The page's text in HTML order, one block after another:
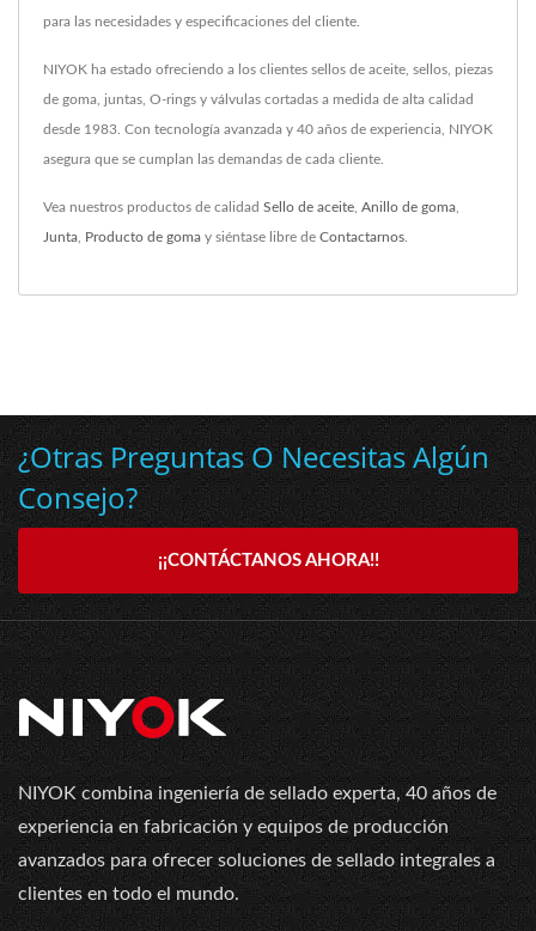
para las necesidades y especificaciones del cliente.
NIYOK ha estado ofreciendo a los clientes sellos de aceite, sellos, piezas
de goma, juntas, O-rings y válvulas cortadas a medida de alta calidad
desde 1983. Con tecnología avanzada y 40 años de experiencia, NIYOK
asegura que se cumplan las demandas de cada cliente.
Vea nuestros productos de calidad Sello de aceite Anillo de goma
Junta Producto de goma y siéntase libre de Contactarnos
¿Otras Preguntas O Necesitas Algún
Consejo?
¡¡CONTÁCTANOS AHORA!!
NIYOK combina ingeniería de sellado experta, 40 años de
experiencia en fabricación y equipos de producción
avanzados para ofrecer soluciones de sellado integrales a
clientes en todo el mundo.